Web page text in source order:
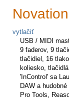
vytlačiť
USB / MIDI
9 faderov, 9
tlačidiel, 16
koliesko,
'InControl' sa
DAW a
Pro Tools,